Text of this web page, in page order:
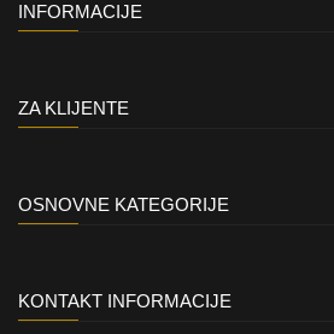
INFORMACIJE
ZA KLIJENTE
OSNOVNE KATEGORIJE
KONTAKT INFORMACIJE